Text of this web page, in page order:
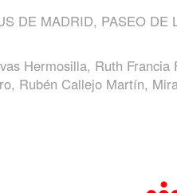
DE MADRID, PASEO DE
Hermosilla, Ruth Francia
Rubén Callejo Martín,